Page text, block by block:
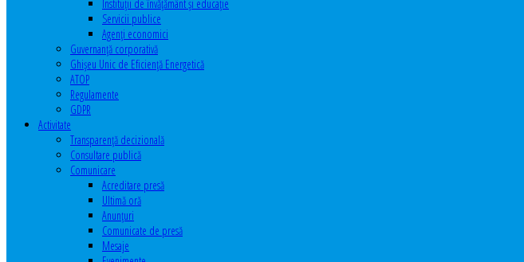
Instituţii de învăţământ şi educaţie
Servicii publice
Agenţi economici
Guvernanță corporativă
Ghişeu Unic de Eficienţă Energetică
ATOP
Regulamente
GDPR
Activitate
Transparenţă decizională
Consultare publică
Comunicare
Acreditare presă
Ultimă oră
Anunţuri
Comunicate de presă
Mesaje